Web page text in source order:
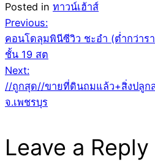
Posted in ทาวน์เฮ้าส์
Post
navigation
Previous:
คอนโดลุมพินีซีวิว ชะอำ (ต่ำกว่าร
ชั้น 19 สต
Next:
//ถูกสุด//ขายที่ดินถมแล้ว+สิ่งปลูก
จ.เพชรบุร
Leave a Reply